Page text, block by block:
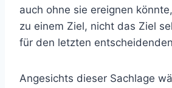
auch ohne sie ereignen
zu einem Ziel, nicht das Ziel
für den letzten
Angesichts dieser Sachlage